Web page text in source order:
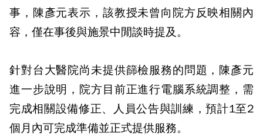
事，陳彥元表示，該教授未曾向院方反映相關內
容，僅在事後與施景中閒談時提及。
針對台大醫院尚未提供篩檢服務的問題，陳彥元
進一步說明，院方目前正進行電腦系統調整，需
完成相關設備修正、人員公告與訓練，預計1至2
個月內可完成準備並正式提供服務。